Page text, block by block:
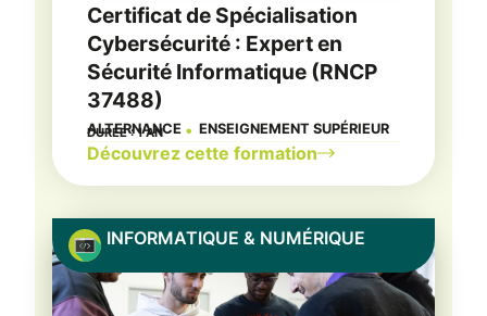
Certificat de Spécialisation
Cybersécurité : Expert en
Sécurité Informatique (RNCP
37488)
ALTERNANCE ● ENSEIGNEMENT SUPÉRIEUR
DURÉE : 1 AN
Découvrez cette formation
INFORMATIQUE & NUMÉRIQUE